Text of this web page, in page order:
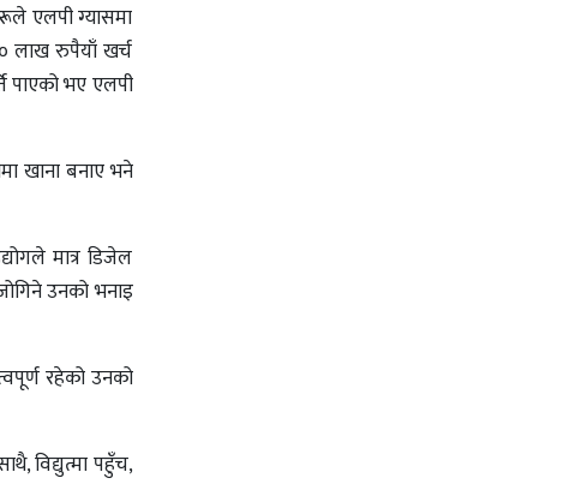
एलपी ग्यासमा
लाख रुपैयाँ खर्च
पाएको भए एलपी
खाना बनाए भने
मात्र डिजेल
उनको भनाइ
रहेको उनको
विद्युत्मा पहुँच,